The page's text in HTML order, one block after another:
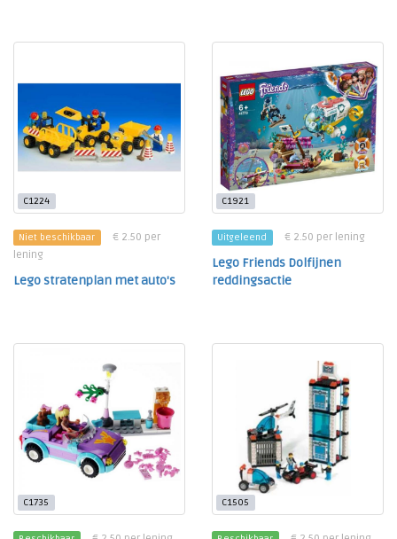
C1224
Niet beschikbaar
€ 2.50 per
lening
Lego stratenplan met auto's
C1921
Uitgeleend € 2.50 per lening
Lego Friends Dolfijnen
reddingsactie
C1735 C1505